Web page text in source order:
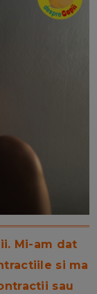
Mi-am dat
si ma
sau